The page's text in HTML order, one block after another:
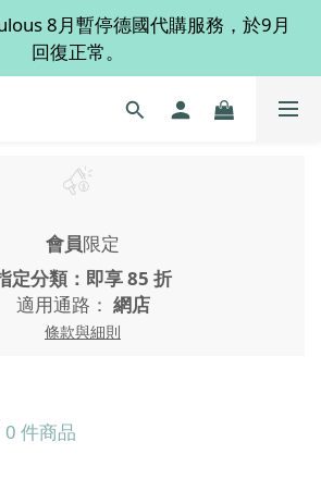
$600 免運費，買多件更抵！
8月暫停德國代購服務，於9月
回復正常。
$600 免運費，買多件更抵！
會員限定
定分類：即享 85 折
適用通路： 網店
條款與細則
0 件商品